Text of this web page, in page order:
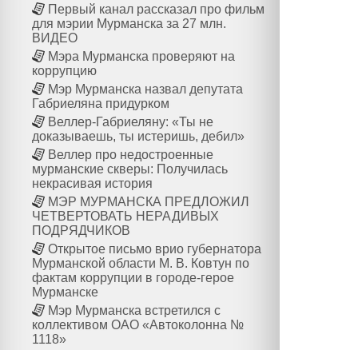
Первый канал рассказал про фильм
для мэрии Мурманска за 27 млн.
ВИДЕО
Мэра Мурманска проверяют на
коррупцию
Мэр Мурманска назвал депутата
Габриеляна придурком
Веллер-Габриеляну: «Ты не
доказываешь, ты истеришь, дебил»
Веллер про недостроенные
мурманские скверы: Получилась
некрасивая история
МЭР МУРМАНСКА ПРЕДЛОЖИЛ
ЧЕТВЕРТОВАТЬ НЕРАДИВЫХ
ПОДРЯДЧИКОВ
Открытое письмо врио губернатора
Мурманской области М. В. Ковтун по
фактам коррупции в городе-герое
Мурманске
Мэр Мурманска встретился с
коллективом ОАО «Автоколонна №
1118»